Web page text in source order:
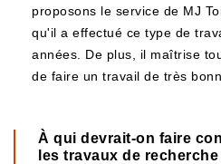
proposons le service de MJ
qu'il a effectué ce type de
années. De plus, il maîtrise
de faire un travail de très
À qui devrait-on faire
les travaux de